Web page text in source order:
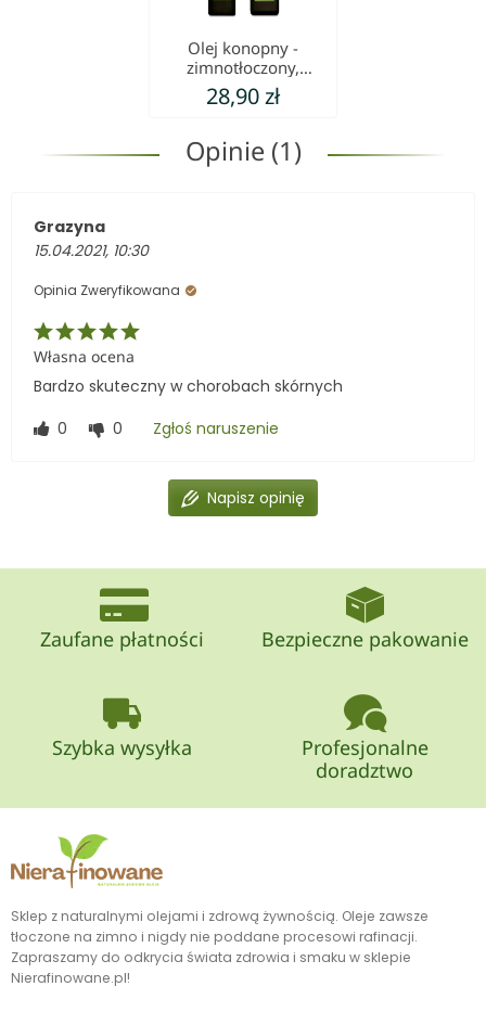
Olej konopny -
zimnotłoczony,
nieoczyszczony Ol'Vita
28,90 zł
Opinie (1)
Grazyna
15.04.2021, 10:30
Opinia Zweryfikowana
Własna ocena
Bardzo skuteczny w chorobach skórnych
0
0 Zgłoś naruszenie
Napisz opinię
Zaufane płatności Bezpieczne pakowanie
Szybka wysyłka
Profesjonalne
doradztwo
Sklep z naturalnymi olejami i zdrową żywnością. Oleje zawsze
tłoczone na zimno i nigdy nie poddane procesowi rafinacji.
Zapraszamy do odkrycia świata zdrowia i smaku w sklepie
Nierafinowane.pl!